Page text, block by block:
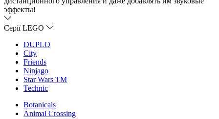
эффекты!
Серії LEGO
DUPLO
City
Friends
Ninjago
Star Wars TM
Technic
Botanicals
Animal Crossing